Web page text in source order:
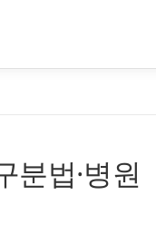
분법·병원